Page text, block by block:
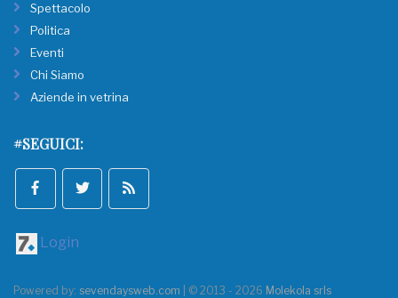
Spettacolo
Politica
Eventi
Chi Siamo
Aziende in vetrina
#SEGUICI:
Login
Powered by: sevendaysweb.com | © 2013 - 2026 Molekola srls